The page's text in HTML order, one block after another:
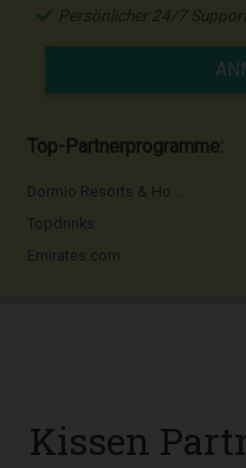
Persönlicher 24/7
Top-Partnerprogramme:
Dormio Resorts & Ho...
Topdrinks
Emirates.com
Kissen